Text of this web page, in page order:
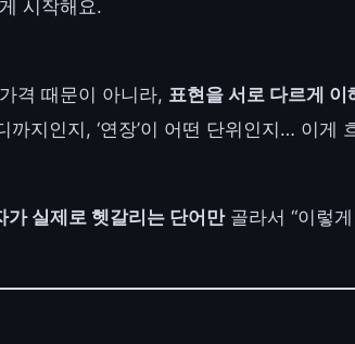
시작해요.
격 때문이 아니라, 표현을 서로 다르게 이
까지인지, ‘연장’이 어떤 단위인지… 이게
가 실제로 헷갈리는 단어만골라서 “이렇